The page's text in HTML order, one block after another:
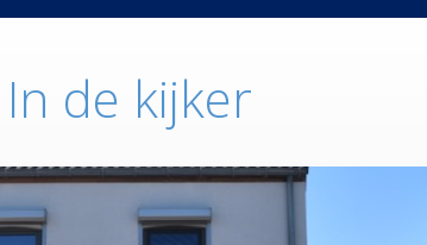
In de kijker